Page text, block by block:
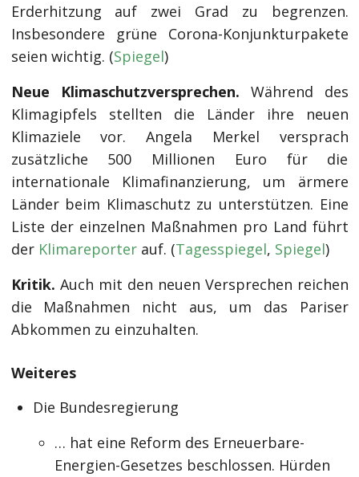
Erderhitzung auf zwei Grad zu begrenzen.
Insbesondere grüne Corona-Konjunkturpakete
seien wichtig. (Spiegel)
Neue Klimaschutzversprechen. Während des
Klimagipfels stellten die Länder ihre neuen
Klimaziele vor. Angela Merkel versprach
zusätzliche 500 Millionen Euro für die
internationale Klimafinanzierung, um ärmere
Länder beim Klimaschutz zu unterstützen. Eine
Liste der einzelnen Maßnahmen pro Land führt
der Klimareporterauf. (Tagesspiegel, Spiegel)
Kritik. Auch mit den neuen Versprechen reichen
die Maßnahmen nicht aus, um das Pariser
Abkommen zu einzuhalten.
Weiteres
Die Bundesregierung
… hat eine Reform des Erneuerbare-
Energien-Gesetzes beschlossen. Hürden